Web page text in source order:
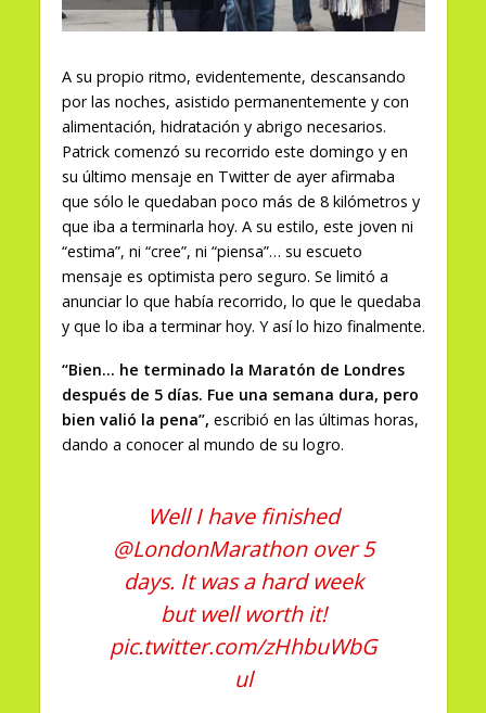
A su propio ritmo, evidentemente, descansando
por las noches, asistido permanentemente y con
alimentación, hidratación y abrigo necesarios.
Patrick comenzó su recorrido este domingo y en
su último mensaje en Twitter de ayer afirmaba
que sólo le quedaban poco más de 8 kilómetros y
que iba a terminarla hoy. A su estilo, este joven ni
“estima”, ni “cree”, ni “piensa”… su escueto
mensaje es optimista pero seguro. Se limitó a
anunciar lo que había recorrido, lo que le quedaba
y que lo iba a terminar hoy. Y así lo hizo finalmente.
“Bien… he terminado la Maratón de Londres
después de 5 días. Fue una semana dura, pero
bien valió la pena”, escribió en las últimas horas,
dando a conocer al mundo de su logro.
Well I have finished
@LondonMarathonover 5
days. It was a hard week
but well worth it!
pic.twitter.com/zHhbuWbG
ul